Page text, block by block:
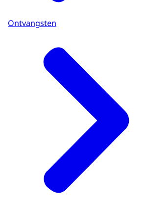
Ontvangsten